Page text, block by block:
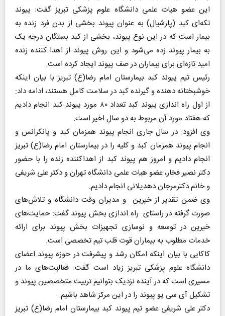
این عضو هیات علمی دانشگاه علوم پزشکی تبریز گفت: پیوند
تکه‌ای کبد (پارشیال) به عنوان پیوند بخشی از بدن فرد زنده به
بیمار است که در این نوع پیوند، بخشی از کبد بستگان درجه یک
به بیمار پیوند زده می‌شود و این روش پیوند از اهدا کننده زنده
امید تازه‌ای برای بیماران در صف پیوند ایجاد کرده است.
رئیس تیم پیوند کبد بیمارستان امام رضا(ع) تبریز با بیان اینکه
خوشبختانه دهنده و گیرنده کبد در سلامت کامل هستند، ادامه داد:
از اول راه اندازی پیوند کبد تعداد ۸۰ مورد پیوند کبد انجام دادیم
که هفتاد مورد آن مربوط به دو سال اخیر است.
وی افزود: در سال جاری انجام پیوند همزمان کبد و پانکرانس و
انجام پیوند همزمان کبد و کلیه را در بیمارستان امام رضا(ع) تبریز
انجام دادیم و امروز هم پیوند کبد از اهداکننده زنده را با حضور
دکتر نصیر فخار، عضو هیات علمی دانشگاه تهران و دکتر علی شریفی
و خانم دکترمرجان دهدیلانی انجام دادیم.
وی ضمن تقدیر از خیرین و مدیران وقت دانشگاه و تلاش‌های
صورت گرفته در راستای راه اندازی بخش پیوند گفت: حمایت‌های
خیرین در توسعه و نوسازی تجهیزات بخش پیوند برای ارائه
خدمات مطلوب به بیماران قوت قلب تیم تخصصی است.
کاکایی با بیان اینکه امکان رشد و پیشرفت در حوزه پیوند اعضای
دانشگاه علوم پزشکی تبریز زیاد است گفت: فعالیت‌های ما در
مسیری است که در آینده نزدیک بتوانیم تربیت متخصصین پیوند و
تشکیل آی سی یو پیوند را در این مرکز شاهد باشیم.
دکتر علی شریفی عضو تیم پیوند کبد بیمارستان امام رضا(ع) تبریز